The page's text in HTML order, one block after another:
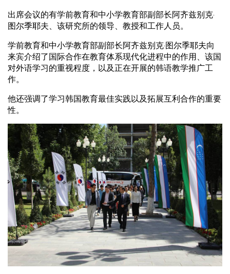
出席会议的有学前教育和中小学教育部副部长阿齐兹别克·
图尔季耶夫、该研究所的领导、教授和工作人员。
学前教育和中小学教育部副部长阿齐兹别克·图尔季耶夫向
来宾介绍了国际合作在教育体系现代化进程中的作用、该国
对外语学习的重视程度，以及正在开展的韩语教学推广工
作。
他还强调了学习韩国教育最佳实践以及拓展互利合作的重要
性。